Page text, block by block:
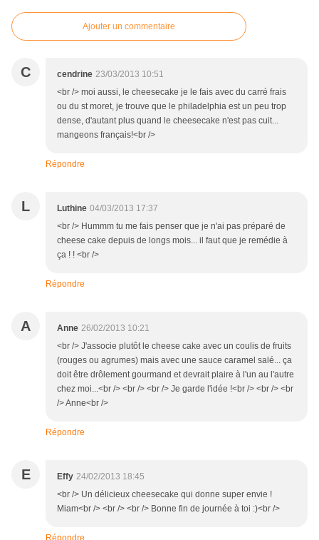
Ajouter un commentaire
C cendrine 23/03/2013 10:51
<br /> moi aussi, le cheesecake je le fais avec du carré frais
ou du st moret, je trouve que le philadelphia est un peu trop
dense, d'autant plus quand le cheesecake n'est pas cuit...
mangeons français!<br />
Répondre
L Luthine 04/03/2013 17:37
<br /> Hummm tu me fais penser que je n'ai pas préparé de
cheese cake depuis de longs mois... il faut que je remédie à
ça ! ! <br />
Répondre
A Anne 26/02/2013 10:21
<br /> J'associe plutôt le cheese cake avec un coulis de fruits
(rouges ou agrumes) mais avec une sauce caramel salé... ça
doit être drôlement gourmand et devrait plaire à l'un au l'autre
chez moi...<br /> <br /> <br /> Je garde l'idée !<br /> <br /> <br
/> Anne<br />
Répondre
E Effy 24/02/2013 18:45
<br /> Un délicieux cheesecake qui donne super envie !
Miam<br /> <br /> <br /> Bonne fin de journée à toi :)<br />
Répondre